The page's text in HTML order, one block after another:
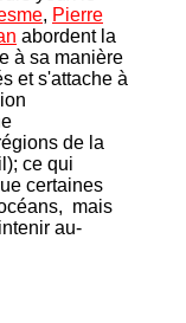
, Pierre
abordent la
à sa manière
et s'attache à
de la
ce qui
certaines
mais
au-